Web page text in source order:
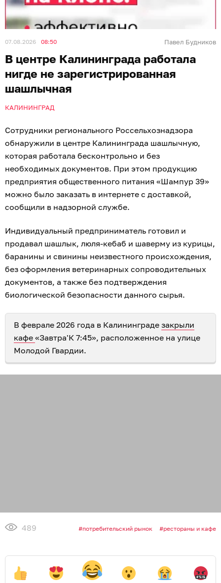
07.08.2026 08:50 Павел Будников
В центре Калининграда работала
нигде не зарегистрированная
шашлычная
КАЛИНИНГРАД
Сотрудники регионального Россельхознадзора
обнаружили в центре Калининграда шашлычную,
которая работала бесконтрольно и без
необходимых документов. При этом продукцию
предприятия общественного питания «Шампур 39»
можно было заказать в интернете с доставкой,
сообщили в надзорной службе.
Индивидуальный предприниматель готовил и
продавал шашлык, люля-кебаб и шаверму из курицы,
баранины и свинины неизвестного происхождения,
без оформления ветеринарных сопроводительных
документов, а также без подтверждения
биологической безопасности данного сырья.
В феврале 2026 года в Калининграде закрыли
кафе «Завтра'К 7:45», расположенное на улице
Молодой Гвардии.
489 потребительский рынок рестораны и кафе